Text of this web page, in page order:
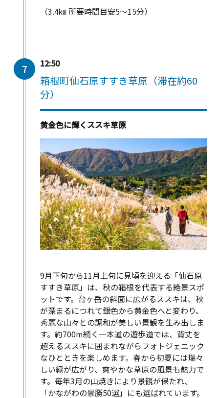
（3.4㎞ 所要時間目安5～15分）
7 12:50
箱根町仙石原すすき草原（滞在約60
分）
黄金色に輝くススキ草原
9月下旬から11月上旬に見頃を迎える「仙石原
すすき草原」は、秋の箱根を代表する絶景スポ
ットです。台ヶ岳の斜面に広がるススキは、秋
が深まるにつれて銀色から黄金色へと変わり、
秀麗な山々との調和が美しい景観を生み出しま
す。約700m続く一本道の遊歩道では、背丈を
超えるススキに囲まれながらフォトジェニック
なひとときを楽しめます。春から初夏には瑞々
しい緑が広がり、爽やかな草原の風景も魅力で
す。毎年3月の山焼きにより景観が保たれ、
「かながわの景勝50選」にも選ばれています。